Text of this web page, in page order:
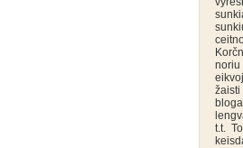
t.t.